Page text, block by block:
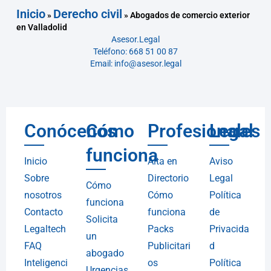
Inicio» Derecho civil »Abogados de comercio exterior
en Valladolid
Asesor.Legal
Teléfono: 668 51 00 87
Email: info@asesor.legal
Conócenos
Inicio
Sobre
nosotros
Contacto
Legaltech
FAQ
Inteligenci
Cómo
funciona
Cómo
funciona
Solicita
un
abogado
Profesionales
Alta en
Directorio
Cómo
funciona
Packs
Publicitari
os
Legal
Aviso
Legal
Política
de
Privacida
d
Política